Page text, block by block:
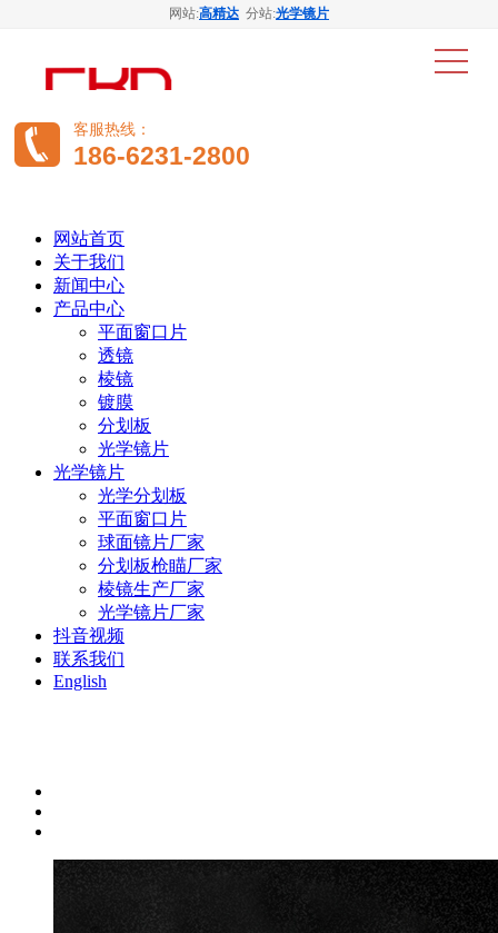
网站:高精达 分站:光学镜片
客服热线：
186-6231-2800
网站首页
关于我们
新闻中心
产品中心
平面窗口片
透镜
棱镜
镀膜
分划板
光学镜片
光学镜片
光学分划板
平面窗口片
球面镜片厂家
分划板枪瞄厂家
棱镜生产厂家
光学镜片厂家
抖音视频
联系我们
English